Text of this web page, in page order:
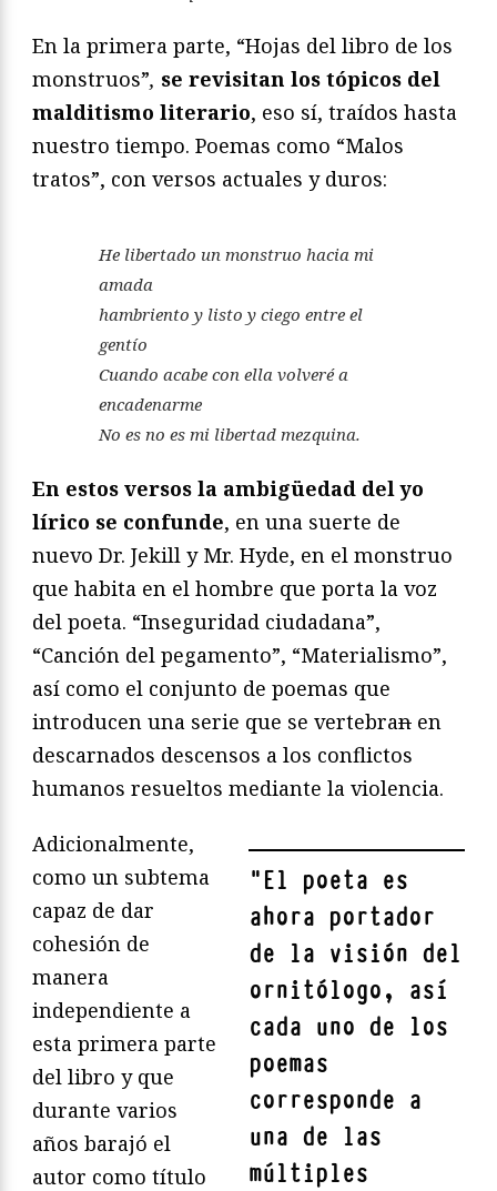
En la primera parte, “Hojas del libro de los
monstruos”, se revisitan los tópicos del
malditismo literario, eso sí, traídos hasta
nuestro tiempo. Poemas como “Malos
tratos”, con versos actuales y duros:
He libertado un monstruo hacia mi
amada
hambriento y listo y ciego entre el
gentío
Cuando acabe con ella volveré a
encadenarme
No es no es mi libertad mezquina.
En estos versos la ambigüedad del yo
lírico se confunde, en una suerte de
nuevo Dr. Jekill y Mr. Hyde, en el monstruo
que habita en el hombre que porta la voz
del poeta. “Inseguridad ciudadana”,
“Canción del pegamento”, “Materialismo”,
así como el conjunto de poemas que
introducen una serie que se vertebran en
descarnados descensos a los conflictos
humanos resueltos mediante la violencia.
"El poeta es
ahora portador
de la visión del
ornitólogo, así
cada uno de los
poemas
corresponde a
una de las
múltiples
Adicionalmente,
como un subtema
capaz de dar
cohesión de
manera
independiente a
esta primera parte
del libro y que
durante varios
años barajó el
autor como título